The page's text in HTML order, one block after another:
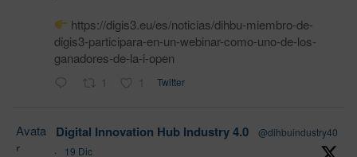
https://digis3.eu/es/noticias/dihbu-miembro-de-
digis3-participara-en-un-webinar-como-uno-de-los-
ganadores-de-la-i-open
1 1 Twitter
Avata
r
Digital Innovation Hub Industry 4.0
@dihbuindustry40
·
19 Dic